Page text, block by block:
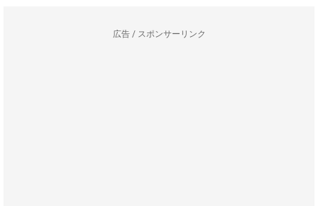
広告 / スポンサーリンク